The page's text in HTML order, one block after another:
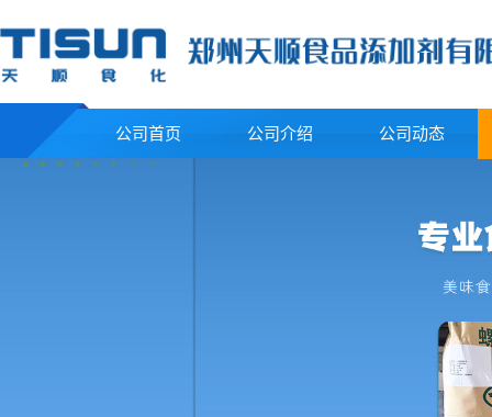
公司首页 公司介绍 公司动态